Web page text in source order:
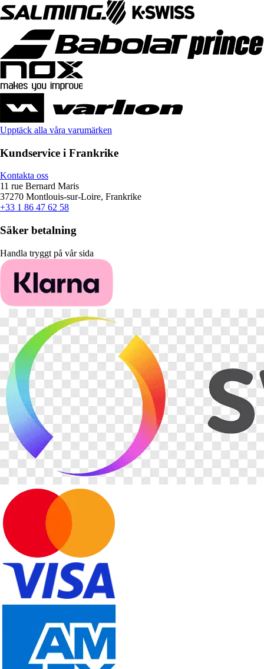
Upptäck alla våra varumärken
Kundservice i Frankrike
Kontakta oss
11 rue Bernard Maris
37270 Montlouis-sur-Loire, Frankrike
+33 1 86 47 62 58
Säker betalning
Handla tryggt på vår sida